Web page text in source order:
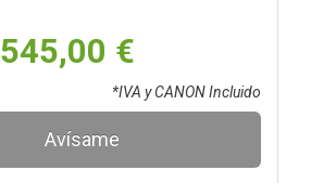
545,00 €
*IVA y CANON Incluido
Avísame